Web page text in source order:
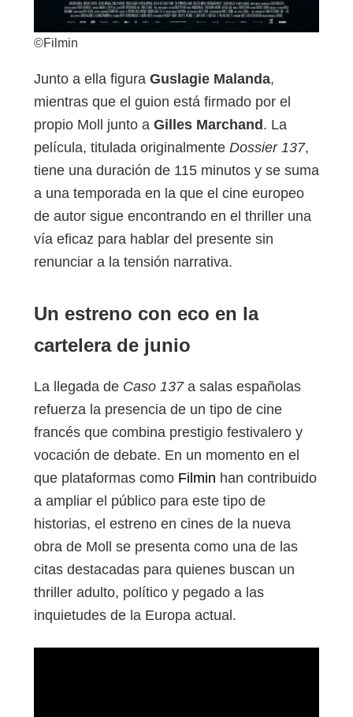
©Filmin
Junto a ella figura Guslagie Malanda,
mientras que el guion está firmado por el
propio Moll junto a Gilles Marchand. La
película, titulada originalmente Dossier 137,
tiene una duración de 115 minutos y se suma
a una temporada en la que el cine europeo
de autor sigue encontrando en el thriller una
vía eficaz para hablar del presente sin
renunciar a la tensión narrativa.
Un estreno con eco en la
cartelera de junio
La llegada de Caso 137a salas españolas
refuerza la presencia de un tipo de cine
francés que combina prestigio festivalero y
vocación de debate. En un momento en el
que plataformas como Filmin han contribuido
a ampliar el público para este tipo de
historias, el estreno en cines de la nueva
obra de Moll se presenta como una de las
citas destacadas para quienes buscan un
thriller adulto, político y pegado a las
inquietudes de la Europa actual.